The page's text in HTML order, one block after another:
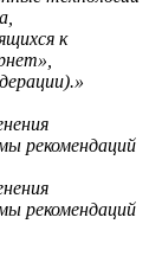
к
рекомендаций
рекомендаций